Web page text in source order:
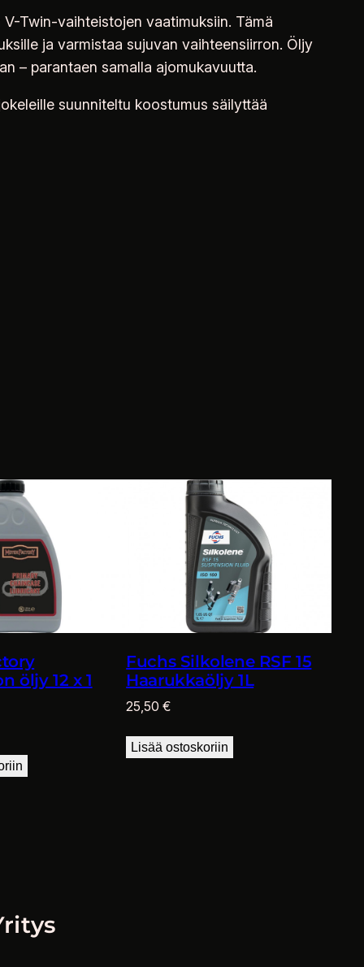
Twin-vaihteistojen vaatimuksiin. Tämä
ja varmistaa sujuvan vaihteensiirron. Öljy
– parantaen samalla ajomukavuutta.
suunniteltu koostumus säilyttää
öljy 12 x 1
Fuchs Silkolene RSF 15
Haarukkaöljy 1L
25,50€
Lisää ostoskoriin